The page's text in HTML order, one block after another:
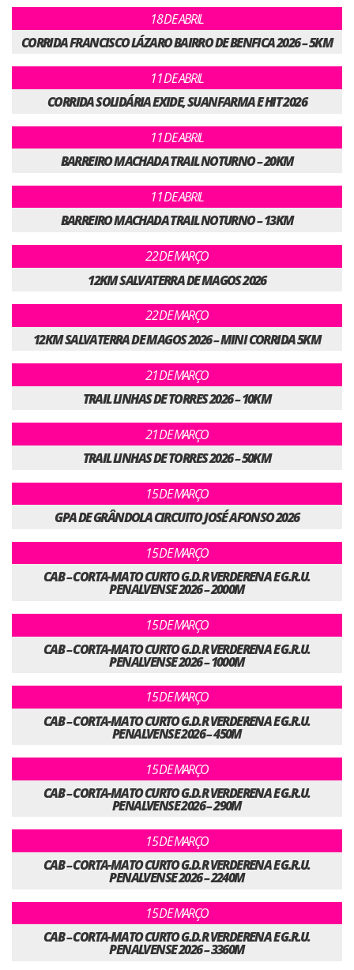
18 DE ABRIL
CORRIDA FRANCISCO LÁZARO BAIRRO DE BENFICA 2026 – 5KM
11 DE ABRIL
CORRIDA SOLIDÁRIA EXIDE, SUANFARMA E HIT 2026
11 DE ABRIL
BARREIRO MACHADA TRAIL NOTURNO – 20KM
11 DE ABRIL
BARREIRO MACHADA TRAIL NOTURNO – 13KM
22 DE MARÇO
12KM SALVATERRA DE MAGOS 2026
22 DE MARÇO
12KM SALVATERRA DE MAGOS 2026 – MINI CORRIDA 5KM
21 DE MARÇO
TRAIL LINHAS DE TORRES 2026 – 10KM
21 DE MARÇO
TRAIL LINHAS DE TORRES 2026 – 50KM
15 DE MARÇO
GPA DE GRÂNDOLA CIRCUITO JOSÉ AFONSO 2026
15 DE MARÇO
CAB – CORTA-MATO CURTO G.D.R VERDERENA E G.R.U.
PENALVENSE 2026 – 2000M
15 DE MARÇO
CAB – CORTA-MATO CURTO G.D.R VERDERENA E G.R.U.
PENALVENSE 2026 – 1000M
15 DE MARÇO
CAB – CORTA-MATO CURTO G.D.R VERDERENA E G.R.U.
PENALVENSE 2026 – 450M
15 DE MARÇO
CAB – CORTA-MATO CURTO G.D.R VERDERENA E G.R.U.
PENALVENSE 2026 – 290M
15 DE MARÇO
CAB – CORTA-MATO CURTO G.D.R VERDERENA E G.R.U.
PENALVENSE 2026 – 2240M
15 DE MARÇO
CAB – CORTA-MATO CURTO G.D.R VERDERENA E G.R.U.
PENALVENSE 2026 – 3360M